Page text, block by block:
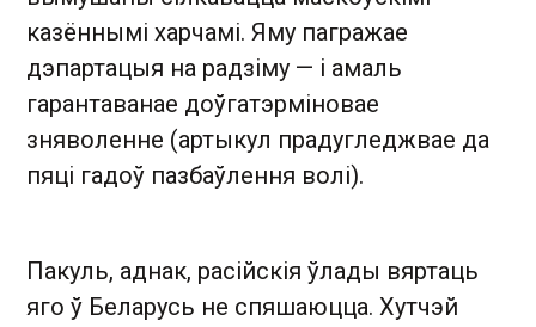
казённымі харчамі. Яму пагражае
дэпартацыя на радзіму — і амаль
гарантаванае доўгатэрміновае
зняволенне (артыкул прадугледжвае да
пяці гадоў пазбаўлення волі).
Пакуль, аднак, расійскія ўлады вяртаць
яго ў Беларусь не спяшаюцца. Хутчэй